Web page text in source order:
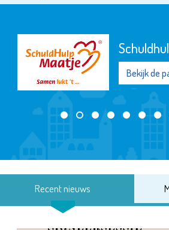
Bekijk de
Recent nieuws